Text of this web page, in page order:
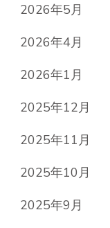
2026年5月
2026年4月
2026年1月
2025年12月
2025年11月
2025年10月
2025年9月